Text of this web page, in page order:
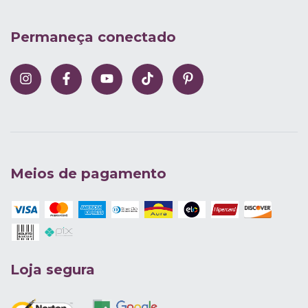
Permaneça conectado
Meios de pagamento
Loja segura